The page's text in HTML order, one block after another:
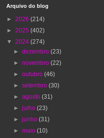
Arquivo do blog
► 2026 (214)
► 2025 (402)
▼ 2024 (274)
►dezembro(23)
►novembro(22)
►outubro(46)
►setembro(30)
►agosto(31)
►julho(23)
►junho(31)
►maio(10)